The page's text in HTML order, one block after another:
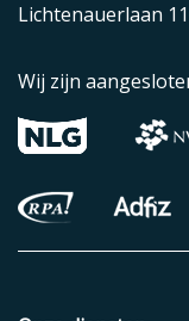
Lichtenauerlaan
Wij zijn